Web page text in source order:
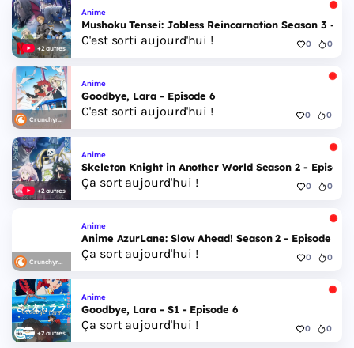
+2 autres
Anime
Mushoku Tensei: Jobless Reincarnation Season 3 -
C'est sorti aujourd'hui ! 0 0
Crunchyroll
Anime
Goodbye, Lara - Episode 6
C'est sorti aujourd'hui ! 0 0
+2 autres
Anime
Skeleton Knight in Another World Season 2 - Episode
Ça sort aujourd'hui ! 0 0
Crunchyroll
Anime
Anime AzurLane: Slow Ahead! Season 2 - Episode 6
Ça sort aujourd'hui ! 0 0
+2 autres
Anime
Goodbye, Lara - S1 - Episode 6
Ça sort aujourd'hui ! 0 0